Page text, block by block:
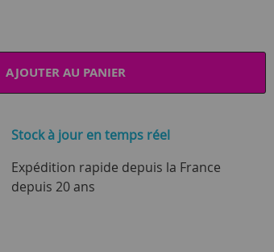
AJOUTER AU PANIER
Stock à jour en temps réel
Expédition rapide depuis la France
depuis 20 ans